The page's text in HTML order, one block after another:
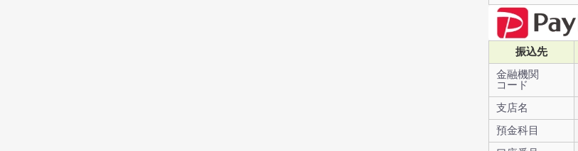
振込先
金融機関
コード
支店名
預金科目